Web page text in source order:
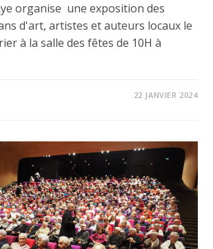
organise une exposition des
d'art, artistes et auteurs locaux le
à la salle des fêtes de 10H à
22 JANVIER 2024